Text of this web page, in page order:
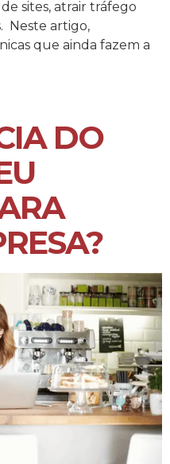
sites, atrair tráfego
Neste artigo,
que ainda fazem a
DO